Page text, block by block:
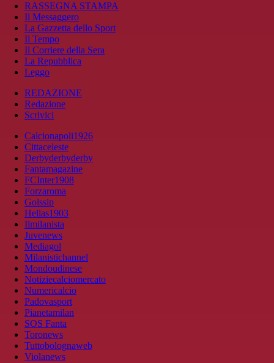
RASSEGNA STAMPA
Il Messaggero
La Gazzetta dello Sport
Il Tempo
Il Corriere della Sera
La Repubblica
Leggo
REDAZIONE
Redazione
Scrivici
Calcionapoli1926
Cittaceleste
Derbyderbyderby
Fantamagazine
FCInter1908
Forzaroma
Golssip
Hellas1903
Ilmilanista
Juvenews
Mediagol
Milanistichannel
Mondoudinese
Notiziecalciomercato
Numericalcio
Padovasport
Pianetamilan
SOS Fanta
Toronews
Tuttobolognaweb
Violanews